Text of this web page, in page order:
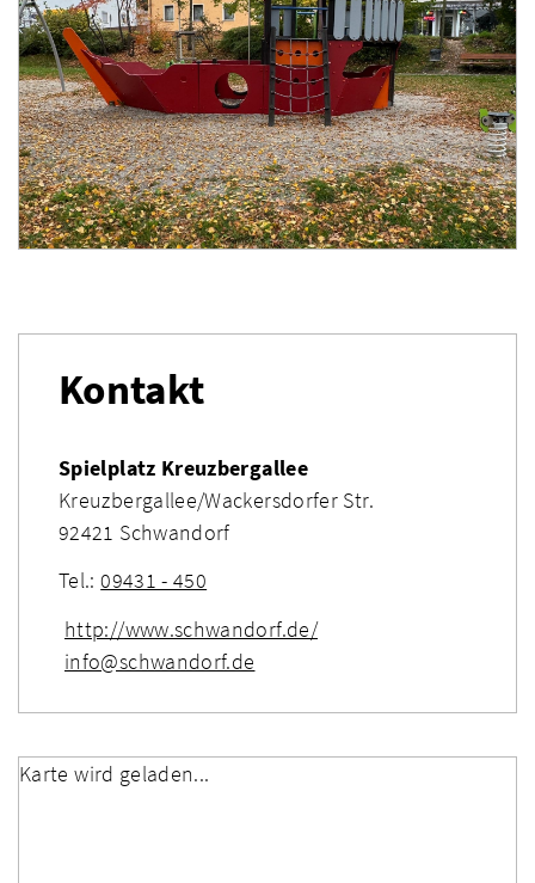
Kontakt
Spielplatz Kreuzbergallee
Kreuzbergallee/Wackersdorfer Str.
92421 Schwandorf
Tel.:09431 - 450
http://www.schwandorf.de/
info@schwandorf.de
Karte wird geladen...